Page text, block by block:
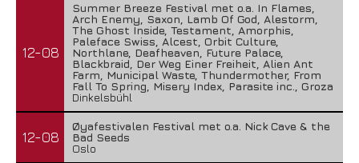
12-08
Summer Breeze Festival met o.a. In Flames,
Arch Enemy, Saxon, Lamb Of God, Alestorm,
The Ghost Inside, Testament, Amorphis,
Paleface Swiss, Alcest, Orbit Culture,
Northlane, Deafheaven, Future Palace,
Blackbraid, Der Weg Einer Freiheit, Alien Ant
Farm, Municipal Waste, Thundermother, From
Fall To Spring, Misery Index, Parasite inc., Groza
Dinkelsbühl
12-08
Øyafestivalen Festival met o.a. Nick Cave & the
Bad Seeds
Oslo